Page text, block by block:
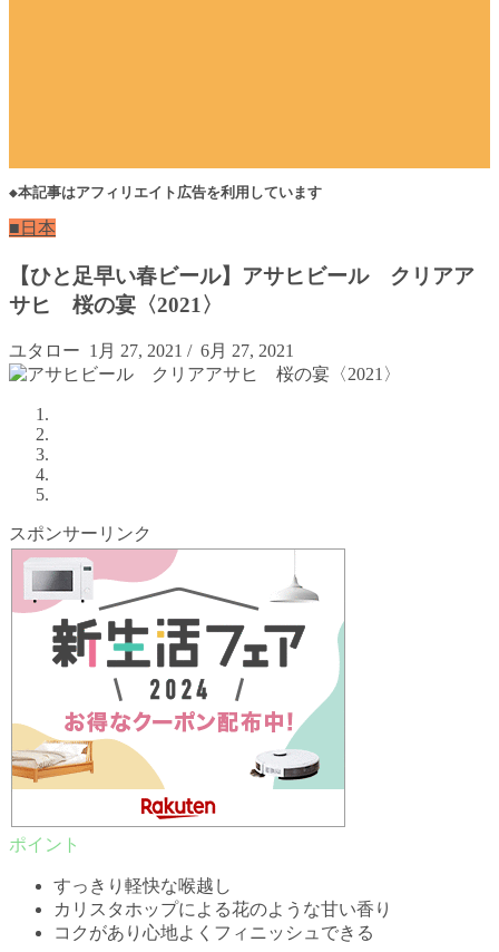
◆本記事はアフィリエイト広告を利用しています
■日本
【ひと足早い春ビール】アサヒビール クリアア
サヒ 桜の宴〈2021〉
ユタロー 1月 27, 2021 / 6月 27, 2021
スポンサーリンク
すっきり軽快な喉越し
カリスタホップによる花のような甘い香り
コクがあり心地よくフィニッシュできる